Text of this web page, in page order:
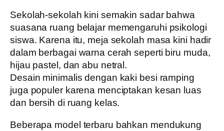
Sekolah-sekolah kini semakin sadar bahwa
suasana ruang belajar memengaruhi psikologi
siswa. Karena itu, meja sekolah masa kini hadir
dalam berbagai warna cerah seperti biru muda,
hijau pastel, dan abu netral.
Desain minimalis dengan kaki besi ramping
juga populer karena menciptakan kesan luas
dan bersih di ruang kelas.
Beberapa model terbaru bahkan mendukung